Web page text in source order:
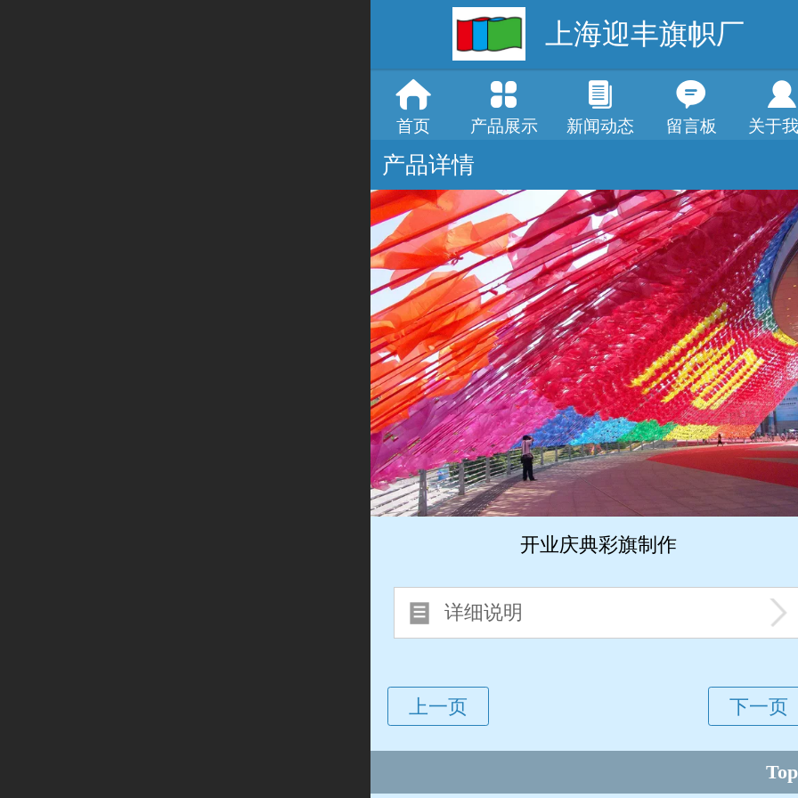
上海迎丰旗帜厂
首页 产品展示 新闻动态 留言板 关于
产品详情
开业庆典彩旗制作
详细说明
Top